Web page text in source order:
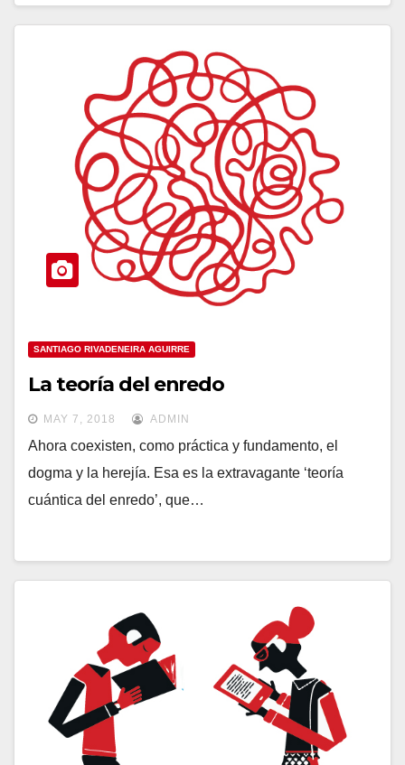
SANTIAGO RIVADENEIRA AGUIRRE
La teoría del enredo
MAY 7, 2018 ADMIN
Ahora coexisten, como práctica y fundamento, el
dogma y la herejía. Esa es la extravagante ‘teoría
cuántica del enredo’, que…